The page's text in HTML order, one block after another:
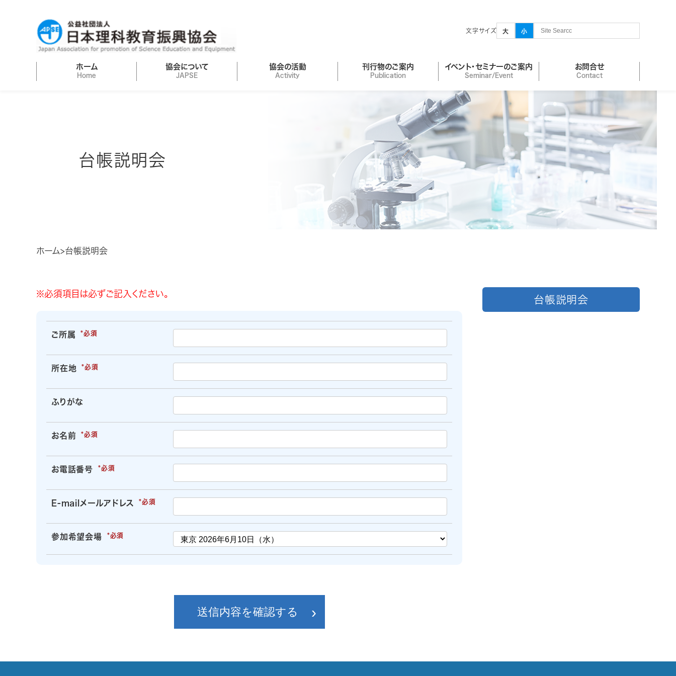
文字サイズ 大 小
ホーム
Home
協会について
JAPSE
協会の活動
Activity
刊行物のご案内
Publication
イベント・セミナーのご案内
Seminar/Event
お問合せ
Contact
台帳説明会
ホーム 台帳説明会
※必須項目は必ずご記入ください。
ご所属
所在地
ふりがな
お名前
お電話番号
E-mailメールアドレス
参加希望会場
送信内容を確認する
台帳説明会